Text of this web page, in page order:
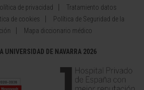
de privacidad
Tratamiento datos
de cookies
Política de Seguridad de la
Mapa diccionario médico
UNIVERSIDAD DE NAVARRA 2026